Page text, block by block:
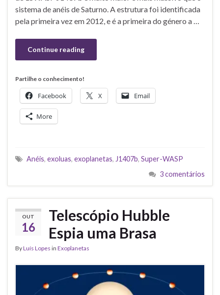
sistema de anéis de Saturno. A estrutura foi identificada
pela primeira vez em 2012, e é a primeira do género a …
Continue reading
Partilhe o conhecimento!
Facebook X Email
More
Anéis, exoluas, exoplanetas, J1407b, Super-WASP
3 comentários
OUT
16
Telescópio Hubble
Espia uma Brasa
ByLuís Lopes in Exoplanetas